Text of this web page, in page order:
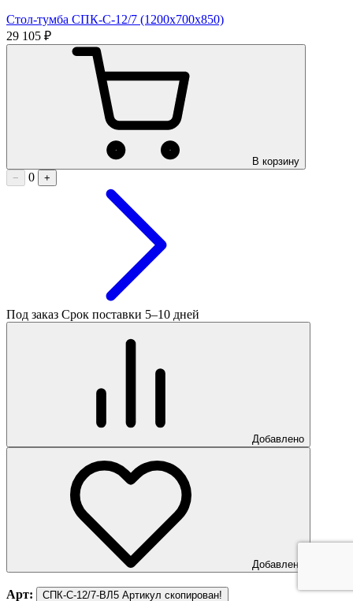
Стол-тумба СПК-С-12/7 (1200х700х850)
29 105 ₽
В корзину
−
0 +
Под заказ Срок поставки 5–10 дней
Добавлено
Добавлено
Арт: СПК-С-12/7-ВЛ5 Артикул скопирован!